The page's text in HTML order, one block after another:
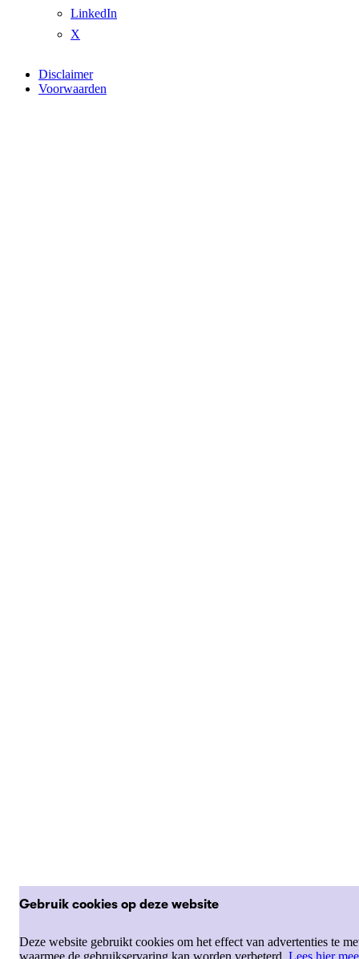
Gebruik cookies op deze website
Deze website gebruikt cookies om het effect van advertenties te
waarmee de gebruikservaring kan worden verbeterd. Lees hier
LinkedIn
X
Disclaimer
Voorwaarden